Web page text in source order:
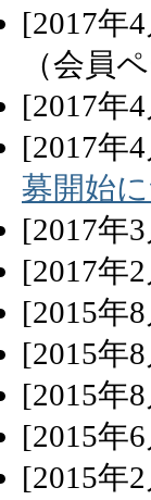
[2017年4
（会員
[2017年4
[2017年4
募開始
[2017年3
[2017年2
[2015年8
[2015年8
[2015年8
[2015年6
[2015年2